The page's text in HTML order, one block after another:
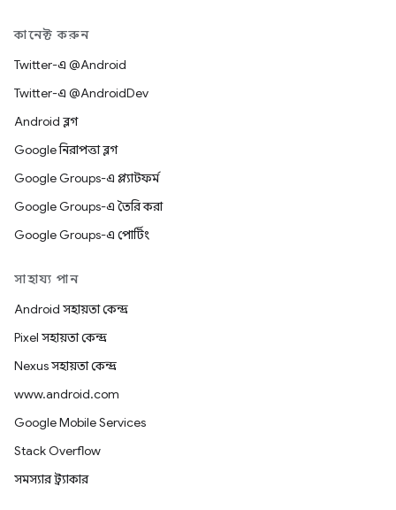
কানেক্ট করুন
Twitter-এ @Android
Twitter-এ @AndroidDev
Android ব্লগ
Google নিরাপত্তা ব্লগ
Google Groups-এ প্ল্যাটফর্ম
Google Groups-এ তৈরি করা
Google Groups-এ পোর্টিং
সাহায্য পান
Android সহায়তা কেন্দ্র
Pixel সহায়তা কেন্দ্র
Nexus সহায়তা কেন্দ্র
www.android.com
Google Mobile Services
Stack Overflow
সমস্যার ট্র্যাকার